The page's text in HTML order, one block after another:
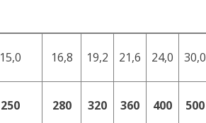
15,0 16,8 19,2 21,6 24,0 30,0
250 280 320 360 400 500